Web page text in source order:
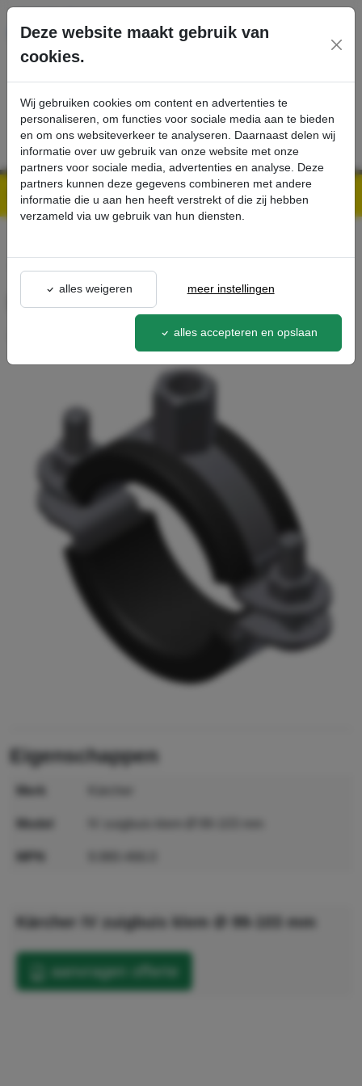
Ga direct naar de hoofdinhoud van deze pagina.
SERVICE PRODUCTEN CONTACT
Kärcher Professional Webshop | Scherpe prijzen & Snel geleverd Ons Assortiment IV zuigbuis klem Ø 99-103 mm - Kärcher Professional Webshop
IV zuigbuis klem Ø 99-103 mm
eigenschappen
Kärcher IV zuigbuis klem Ø 99-103 mm
aanvragen offerte
Deze website maakt gebruik van
cookies.
Wij gebruiken cookies om content en advertenties te
personaliseren, om functies voor sociale media aan te bieden
en om ons websiteverkeer te analyseren. Daarnaast delen wij
informatie over uw gebruik van onze website met onze
partners voor sociale media, advertenties en analyse. Deze
partners kunnen deze gegevens combineren met andere
informatie die u aan hen heeft verstrekt of die zij hebben
verzameld via uw gebruik van hun diensten.
alles weigeren meer instellingen
alles accepteren en opslaan